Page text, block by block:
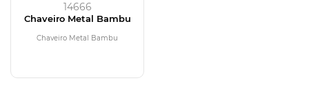
14666
Chaveiro Metal Bambu
Chaveiro Metal Bambu